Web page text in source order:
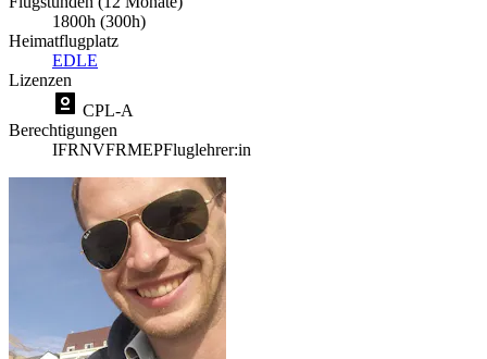
1800h (300h)
Heimatflugplatz
EDLE
Lizenzen
CPL-A
Berechtigungen
IFRNVFRMEPFluglehrer:in